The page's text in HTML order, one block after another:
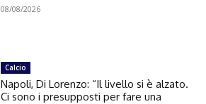
08/08/2026
Calcio
Napoli, Di Lorenzo: “Il livello si è alzato.
Ci sono i presupposti per fare una